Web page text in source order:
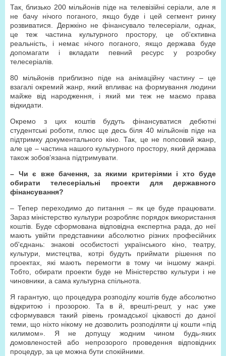
Так, близько 200 мільйонів піде на телевізійні серіали, але я
не бачу нічого поганого, якщо буде і цей сегмент ринку
розвиватися. Держкіно не фінансувало телесеріали, однак,
це теж частина культурного простору, це об'єктивна
реальність, і немає нічого поганого, якщо держава буде
допомагати і вкладати певний ресурс у розробку
телесеріалів.
80 мільйонів приблизно піде на анімаційну частину – це
взагалі окремий жанр, який впливає на формування людини
майже від народження, і який ми теж не маємо права
відкидати.
Окремо з цих коштів будуть фінансуватися дебютні
студентські роботи, плюс ще десь біля 40 мільйонів піде на
підтримку документального кіно. Так, це не попсовий жанр,
але це – частина нашого культурного простору, який держава
також зобов’язана підтримувати.
– Чи є вже бачення, за якими критеріями і хто буде
обирати телесеріальні проекти для державного
фінансування?
– Тепер переходимо до питання – як це буде працювати.
Зараз міністерство культури розробляє порядок використання
коштів. Буде сформована відповідна експертна рада, до неї
мають увійти представники абсолютно різних професійних
об'єднань: знакові особистості українського кіно, театру,
культури, мистецтва, котрі будуть приймати рішення по
проектах, які мають перемогти в тому чи іншому жанрі.
Тобто, обирати проекти буде не Міністерство культури і не
чиновники, а сама культурна спільнота.
Я гарантую, що процедура розподілу коштів буде абсолютно
відкритою і прозорою. Та в й, врешті-решт, у нас уже
сформувався такий рівень громадської цікавості до даної
теми, що ніхто нікому не дозволить розподіляти ці кошти «під
килимом». Я не допущу жодним чином будь-яких
домовленостей або непрозорого проведення відповідних
процедур, за це можна бути спокійними.